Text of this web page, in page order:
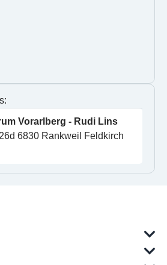
Vorarlberg - Rudi Lins
6830 Rankweil Feldkirch